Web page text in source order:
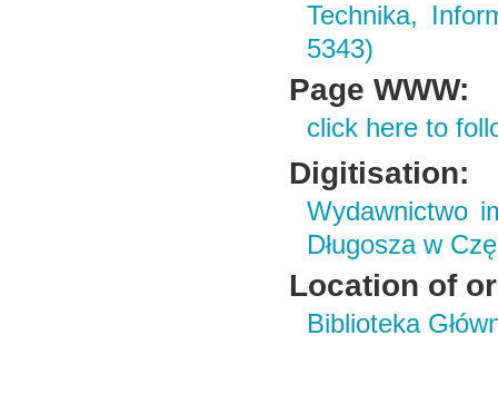
Technika,
5343)
Page WWW:
click here to
Digitisation:
Wydawnictwo
Długosza w
Location of
Biblioteka